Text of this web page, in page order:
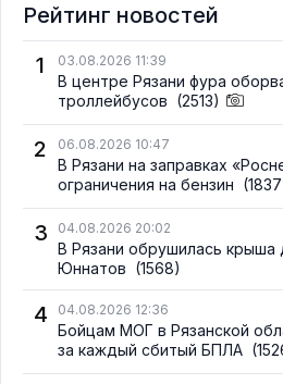
Рейтинг новостей
1
03.08.2026 11:39
В центре Рязани фура
троллейбусов (2513)
2 06.08.2026 10:47
В Рязани на заправках
ограничения на бензин
3 04.08.2026 20:02
В Рязани обрушилась крыша
Юннатов (1568)
4 04.08.2026 12:36
Бойцам МОГ в Рязанской
за каждый сбитый БПЛА